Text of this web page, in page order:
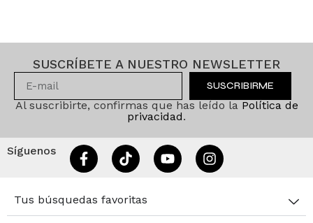
SUSCRÍBETE A NUESTRO NEWSLETTER
SUSCRIBIRME
Al suscribirte, confirmas que has leído la Política de
privacidad.
Síguenos
Tus búsquedas favoritas